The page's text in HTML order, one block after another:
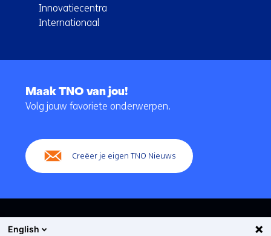
Innovatiecentra
Internationaal
navigatie
Maak TNO van jou!
Volg jouw favoriete onderwerpen.
Creëer je eigen TNO Nieuws
English